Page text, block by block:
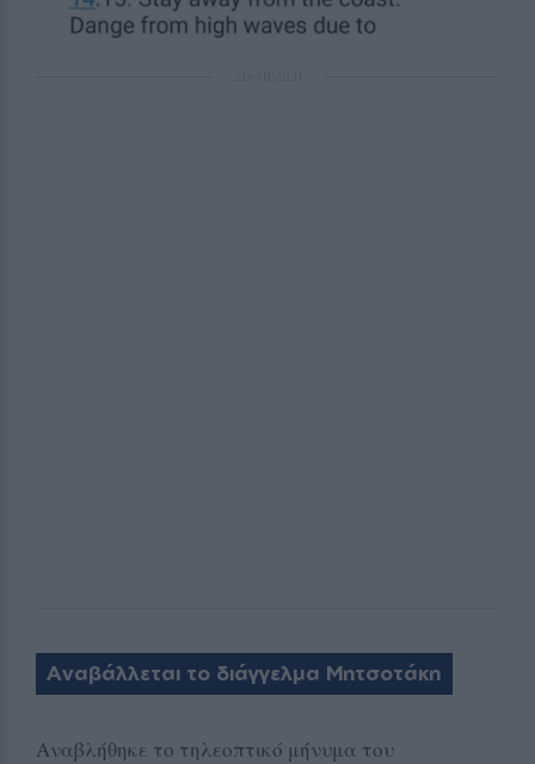
Αναβάλλεται το διάγγελμα Μητσοτάκη
Αναβλήθηκε το τηλεοπτικό μήνυμα του